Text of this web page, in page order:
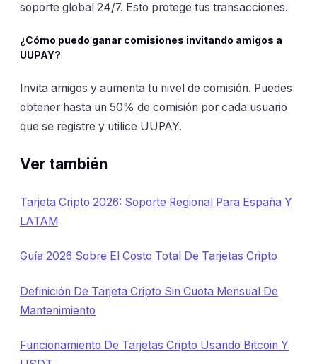
soporte global 24/7. Esto protege tus transacciones.
¿Cómo puedo ganar comisiones invitando amigos a
UUPAY?
Invita amigos y aumenta tu nivel de comisión. Puedes
obtener hasta un 50% de comisión por cada usuario
que se registre y utilice UUPAY.
Ver también
Tarjeta Cripto 2026: Soporte Regional Para España Y
LATAM
Guía 2026 Sobre El Costo Total De Tarjetas Cripto
Definición De Tarjeta Cripto Sin Cuota Mensual De
Mantenimiento
Funcionamiento De Tarjetas Cripto Usando Bitcoin Y